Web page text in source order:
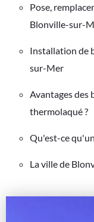
Pose,
Blonville-sur-
Installation de
sur-Mer
Avantages des
thermolaqué ?
Qu'est-ce
La ville de